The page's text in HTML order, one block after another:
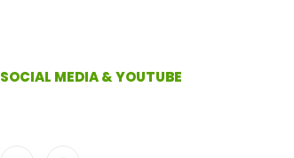
SOCIAL MEDIA & YOUTUBE